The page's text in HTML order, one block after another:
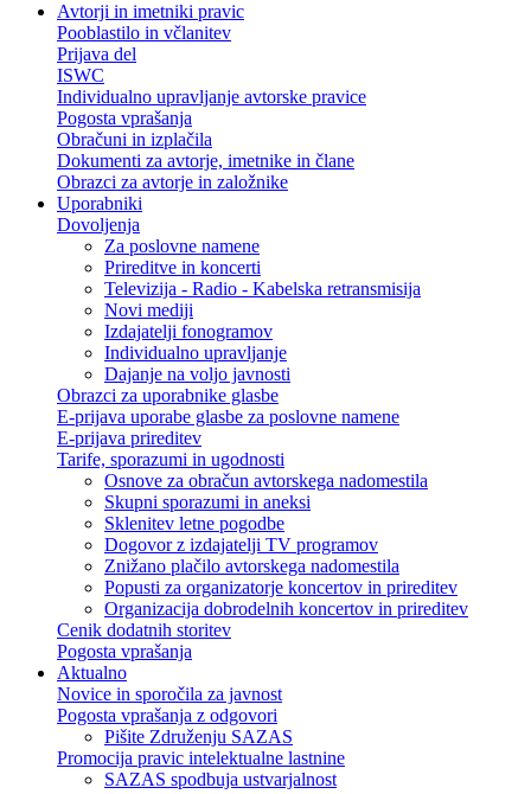
Avtorji in imetniki pravic
Pooblastilo in včlanitev
Prijava del
ISWC
Individualno upravljanje avtorske pravice
Pogosta vprašanja
Obračuni in izplačila
Dokumenti za avtorje, imetnike in člane
Obrazci za avtorje in založnike
Uporabniki
Dovoljenja
Za poslovne namene
Prireditve in koncerti
Televizija - Radio - Kabelska retransmisija
Novi mediji
Izdajatelji fonogramov
Individualno upravljanje
Dajanje na voljo javnosti
Obrazci za uporabnike glasbe
E-prijava uporabe glasbe za poslovne namene
E-prijava prireditev
Tarife, sporazumi in ugodnosti
Osnove za obračun avtorskega nadomestila
Skupni sporazumi in aneksi
Sklenitev letne pogodbe
Dogovor z izdajatelji TV programov
Znižano plačilo avtorskega nadomestila
Popusti za organizatorje koncertov in prireditev
Organizacija dobrodelnih koncertov in prireditev
Cenik dodatnih storitev
Pogosta vprašanja
Aktualno
Novice in sporočila za javnost
Pogosta vprašanja z odgovori
Pišite Združenju SAZAS
Promocija pravic intelektualne lastnine
SAZAS spodbuja ustvarjalnost